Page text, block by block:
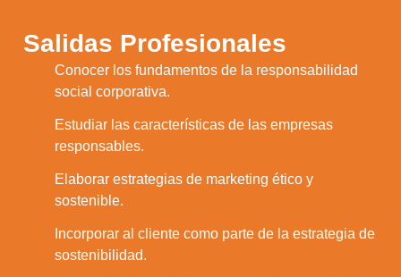
Salidas Profesionales
Conocer los fundamentos de la responsabilidad
social corporativa.
Estudiar las características de las empresas
responsables.
Elaborar estrategias de marketing ético y
sostenible.
Incorporar al cliente como parte de la estrategia de
sostenibilidad.